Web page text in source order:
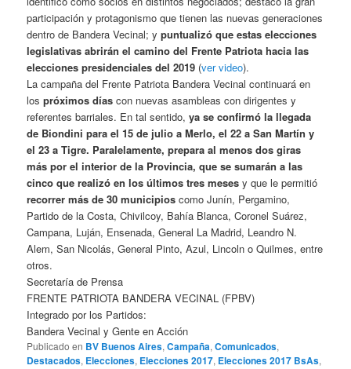
participación y protagonismo que tienen las nuevas generaciones
dentro de Bandera Vecinal; ypuntualizó que estas elecciones
legislativas abrirán el camino del Frente Patriota hacia las
elecciones presidenciales del 2019 (ver video).
La campaña del Frente Patriota Bandera Vecinal continuará en
lospróximos días con nuevas asambleas con dirigentes y
referentes barriales. En tal sentido,ya se confirmó la llegada
de Biondini parael 15 de julio a Merlo, el 22 a San Martín y
el 23 a Tigre. Paralelamente, prepara al menosdos giras
más por el interior de la Provincia,que se sumarán a las
cinco que realizó en los últimos tres meses y que le permitió
recorrermás de 30 municipios como Junín, Pergamino,
Partido de la Costa, Chivilcoy, Bahía Blanca, Coronel Suárez,
Campana, Luján, Ensenada, General La Madrid, Leandro N.
Alem, San Nicolás, General Pinto, Azul, Lincoln o Quilmes, entre
otros.
Secretaría de Prensa
FRENTE PATRIOTA BANDERA VECINAL (FPBV)
Integrado por los Partidos:
Bandera Vecinal y Gente en Acción
Publicado en BV Buenos Aires,Campaña,Comunicados,
Destacados, Elecciones, Elecciones 2017, Elecciones 2017 BsAs,